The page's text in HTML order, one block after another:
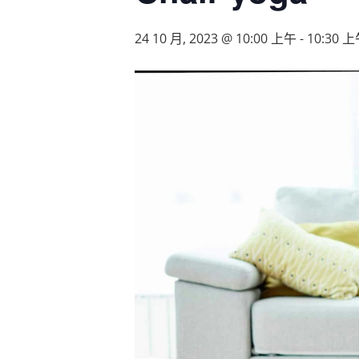
24 10 月, 2023 @ 10:00 上午- 10:30 上